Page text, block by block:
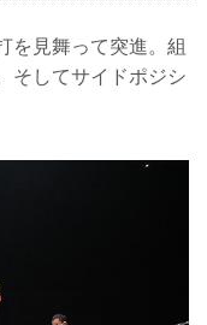
を見舞って突進。組
そしてサイドポジシ